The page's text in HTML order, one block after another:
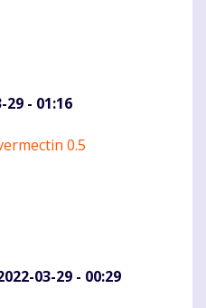
- 01:16
0.5
03-29 - 00:29